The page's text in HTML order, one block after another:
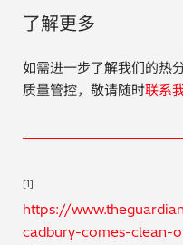
了解更多
如需进一步了解我们的热
质量管控，敬请随时联系
[1]
https://
cadbury-comes-clean-